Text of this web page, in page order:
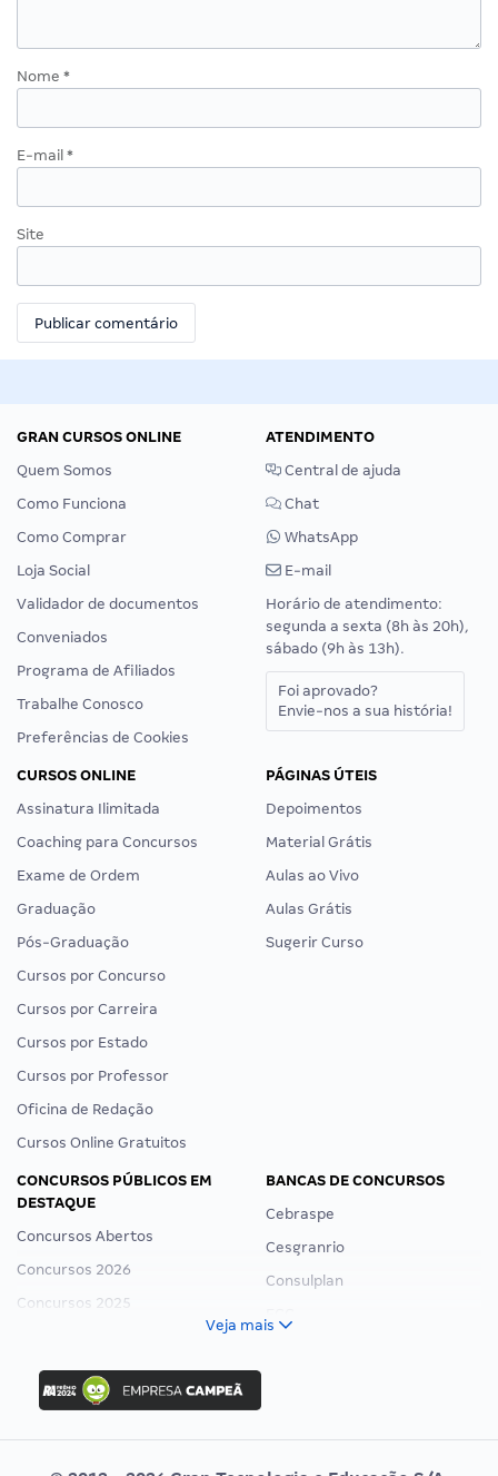
Nome *
E-mail *
Site
GRAN CURSOS ONLINE
Quem Somos
Como Funciona
Como Comprar
Loja Social
Validador de documentos
Conveniados
Programa de Afiliados
Trabalhe Conosco
Preferências de Cookies
ATENDIMENTO
Central de ajuda
Chat
WhatsApp
E-mail
Horário de atendimento:
segunda a sexta (8h às 20h),
sábado (9h às 13h).
Foi aprovado?
Envie-nos a sua história!
CURSOS ONLINE
Assinatura Ilimitada
Coaching para Concursos
Exame de Ordem
Graduação
Pós-Graduação
Cursos por Concurso
Cursos por Carreira
Cursos por Estado
Cursos por Professor
Oficina de Redação
Cursos Online Gratuitos
PÁGINAS ÚTEIS
Depoimentos
Material Grátis
Aulas ao Vivo
Aulas Grátis
Sugerir Curso
CONCURSOS PÚBLICOS EM
DESTAQUE
Concursos Abertos
Concursos 2026
Concursos 2025
Concurso Ibama
Concurso MPU
Editais publicados
BANCAS DE CONCURSOS
Cebraspe
Cesgranrio
Consulplan
Veja mais